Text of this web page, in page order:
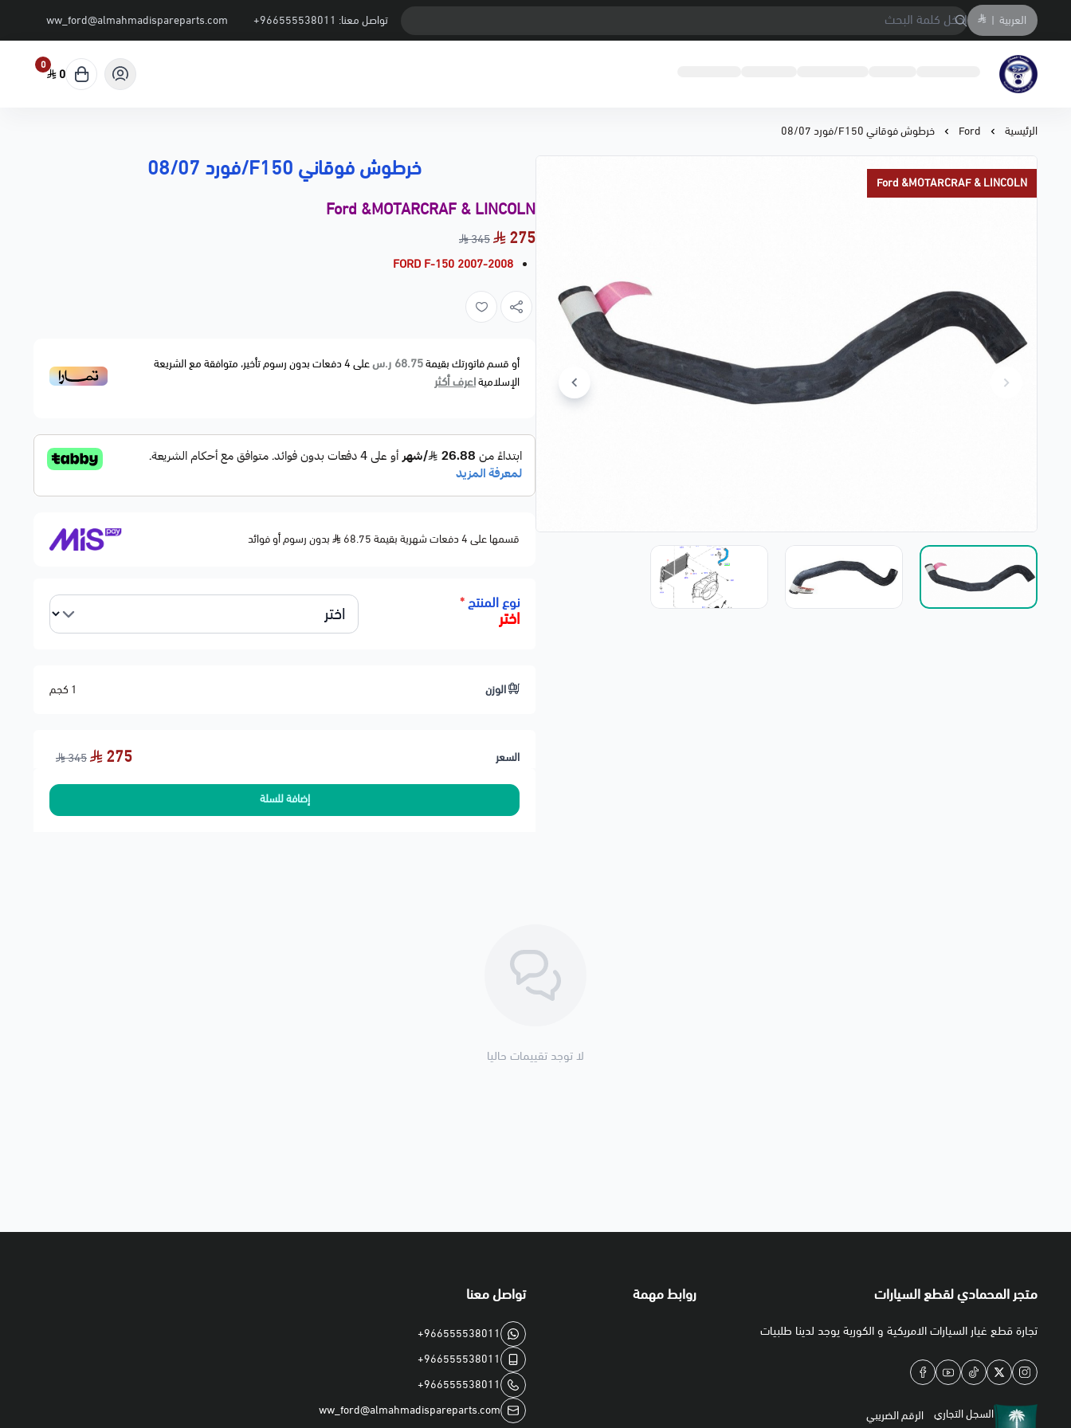
العربية | تواصل معنا: +966555538011
ww_ford@almahmadispareparts.com
متجر المحمادي لقطع السيارات
0
0
الرئيسية Ford خرطوش فوقاني F150/فورد 08/07
Ford &MOTARCRAF & LINCOLN
خرطوش فوقاني F150/فورد 08/07
Ford &MOTARCRAF & LINCOLN
275
345
FORD F-150 2007-2008
أو قسم فاتورتك بقيمة68.75 ر.س على4دفعات بدون رسوم تأخير، متوافقة مع الشريعة
الإسلاميةاعرف أكثر
قسمها على 4 دفعات شهرية بقيمة 68.75 بدون رسوم أو فوائد
نوع المنتج*
اختر
الوزن 1 كجم
السعر 275
345
إضافة للسلة
لا توجد تقييمات حاليا
متجر المحمادي لقطع السيارات
تجارة قطع غيار السيارات الامريكية و الكورية يوجد لدينا طلبيات
السجل التجاري
الرقم الضريبي
روابط مهمة تواصل معنا
+966555538011
+966555538011
+966555538011
ww_ford@almahmadispareparts.com